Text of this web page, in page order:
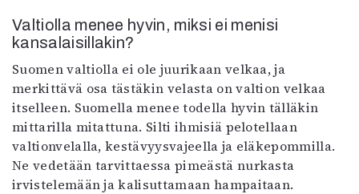
Valtiolla menee hyvin, miksi ei menisi
kansalaisillakin?
Suomen valtiolla ei ole juurikaan velkaa, ja
merkittävä osa tästäkin velasta on valtion velkaa
itselleen. Suomella menee todella hyvin tälläkin
mittarilla mitattuna. Silti ihmisiä pelotellaan
valtionvelalla, kestävyysvajeella ja eläkepommilla.
Ne vedetään tarvittaessa pimeästä nurkasta
irvistelemään ja kalisuttamaan hampaitaan.